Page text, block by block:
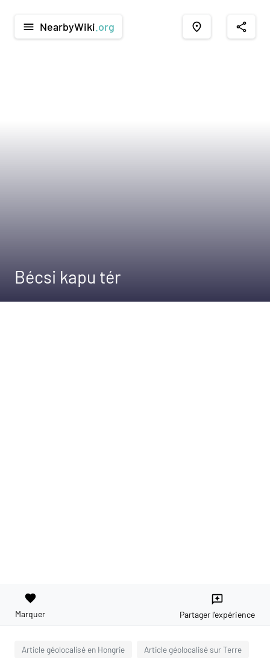
menu NearbyWiki .org place share
Bécsi kapu tér
favorite
Marquer
reviews
Partager l'expérience
Article géolocalisé en Hongrie Article géolocalisé sur Terre